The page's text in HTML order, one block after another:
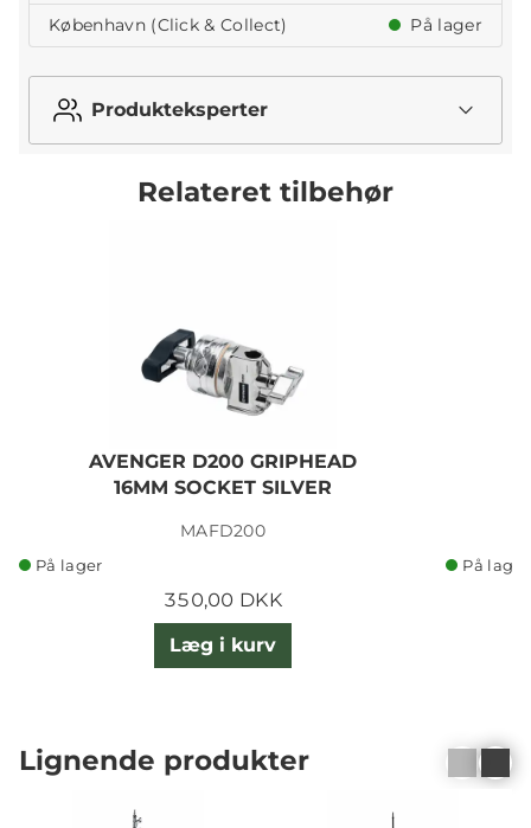
København (Click & Collect)
På lager
Produkteksperter
Relateret tilbehør
AVENGER D200 GRIPHEAD
16MM SOCKET SILVER
MAFD200
På lager
350,00 DKK
Læg i kurv
På lager
Lignende produkter